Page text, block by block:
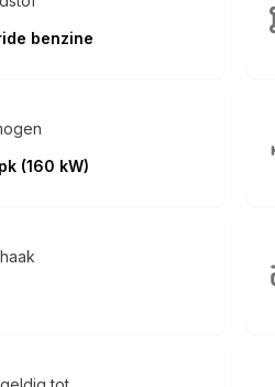
benzine
(160 kW)